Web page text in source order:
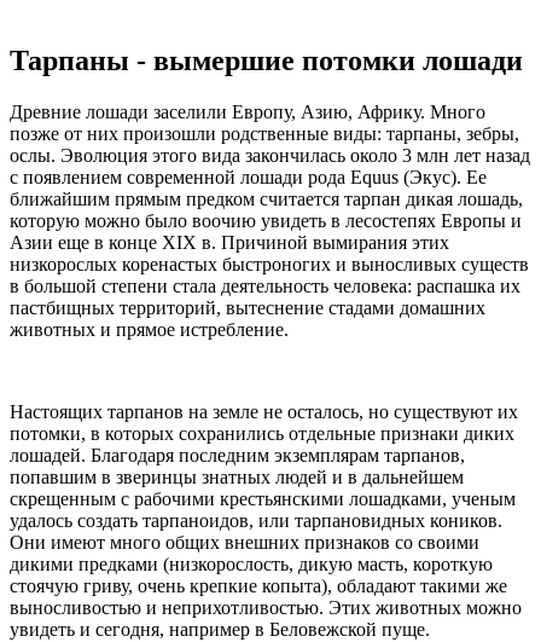
Тарпаны - вымершие потомки лошади
Древние лошади заселили Европу, Азию, Африку. Много
позже от них произошли родственные виды: тарпаны, зебры,
ослы. Эволюция этого вида закончилась около 3 млн лет назад
с появлением современной лошади рода Equus (Экус). Ее
ближайшим прямым предком считается тарпан дикая лошадь,
которую можно было воочию увидеть в лесостепях Европы и
Азии еще в конце XIX в. Причиной вымирания этих
низкорослых коренастых быстроногих и выносливых существ
в большой степени стала деятельность человека: распашка их
пастбищных территорий, вытеснение стадами домашних
животных и прямое истребление.
Настоящих тарпанов на земле не осталось, но существуют их
потомки, в которых сохранились отдельные признаки диких
лошадей. Благодаря последним экземплярам тарпанов,
попавшим в зверинцы знатных людей и в дальнейшем
скрещенным с рабочими крестьянскими лошадками, ученым
удалось создать тарпаноидов, или тарпановидных коников.
Они имеют много общих внешних признаков со своими
дикими предками (низкорослость, дикую масть, короткую
стоячую гриву, очень крепкие копыта), обладают такими же
выносливостью и неприхотливостью. Этих животных можно
увидеть и сегодня, например в Беловежской пуще.